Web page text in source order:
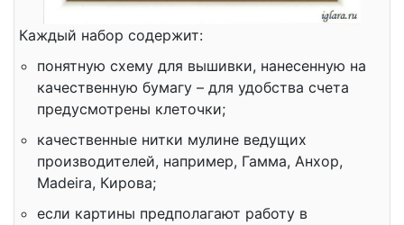
Каждый набор содержит:
понятную схему для вышивки, нанесенную на
качественную бумагу – для удобства счета
предусмотрены клеточки;
качественные нитки мулине ведущих
производителей, например, Гамма, Анхор,
Madeira, Кирова;
если картины предполагают работу в